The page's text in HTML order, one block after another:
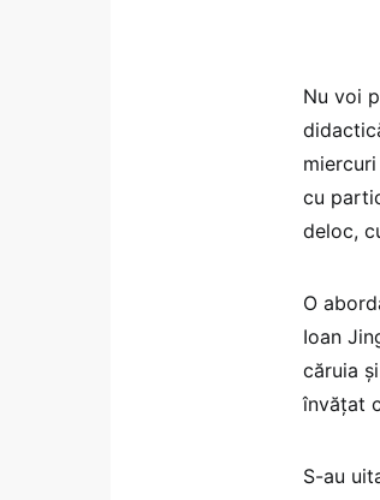
Nu voi
cu
deloc,
O
Ioan
căruia
învățat
S-au